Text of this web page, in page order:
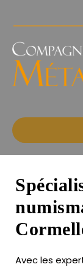
des
Précieux
l'Ouest
Avec les